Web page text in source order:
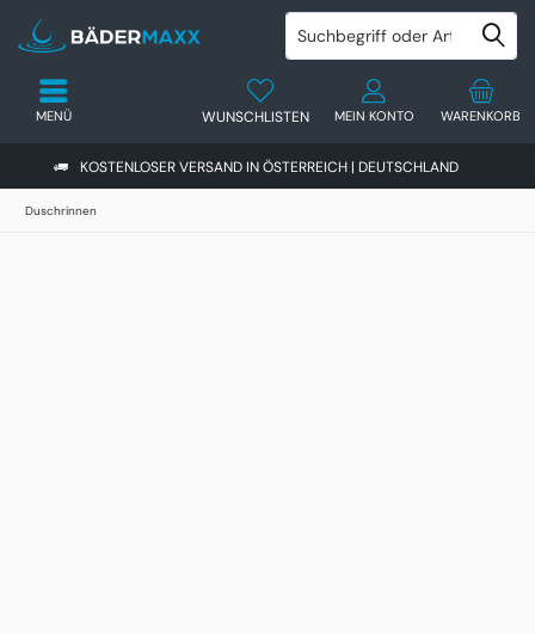
KOSTENLOSER VERSAND IN ÖSTERREICH | DEUTSCHLAND
WARENKORB
WUNSCHLISTEN MEIN KONTO
MENÜ
Duschrinnen